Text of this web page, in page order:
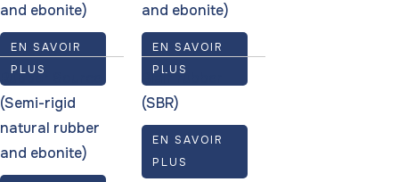
and ebonite)
EN SAVOIR
PLUS
and ebonite)
EN SAVOIR
PLUS
Rubber Source
(Semi-rigid
natural rubber
and ebonite)
Blair rubber
(SBR)
EN SAVOIR
PLUS